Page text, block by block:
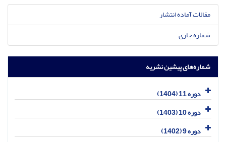
مقالات آماده انتشار
شماره جاری
شماره‌های پیشین نشریه
دوره 11 (1404)
دوره 10 (1403)
دوره 9 (1402)